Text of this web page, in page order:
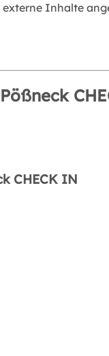
Inhalte
CHECK IN